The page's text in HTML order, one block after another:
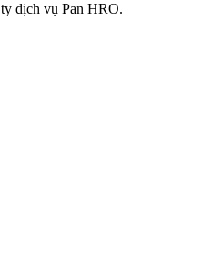
dịch vụ Pan HRO.